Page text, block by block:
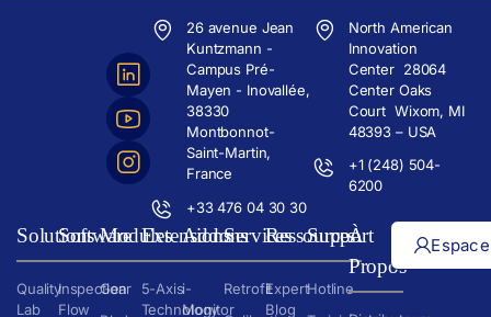
26 avenue Jean
Kuntzmann -
Campus Pré-
Mayen - Inovallée,
38330
Montbonnot-
Saint-Martin,
France
+33 476 04 30 30
North American
Innovation
Center 28064
Center Oaks
Court Wixom, MI
48393 – USA
+1 (248) 504-
6200
Solutions
Quality
Lab
Software
Inspection
Flow
Modules
Gear
Extensions
5-Axis
Technology
Addons
i-
Monitor
Services
Retrofit
Ressources
Expert
Blog
Support
Hotline
À
Propos